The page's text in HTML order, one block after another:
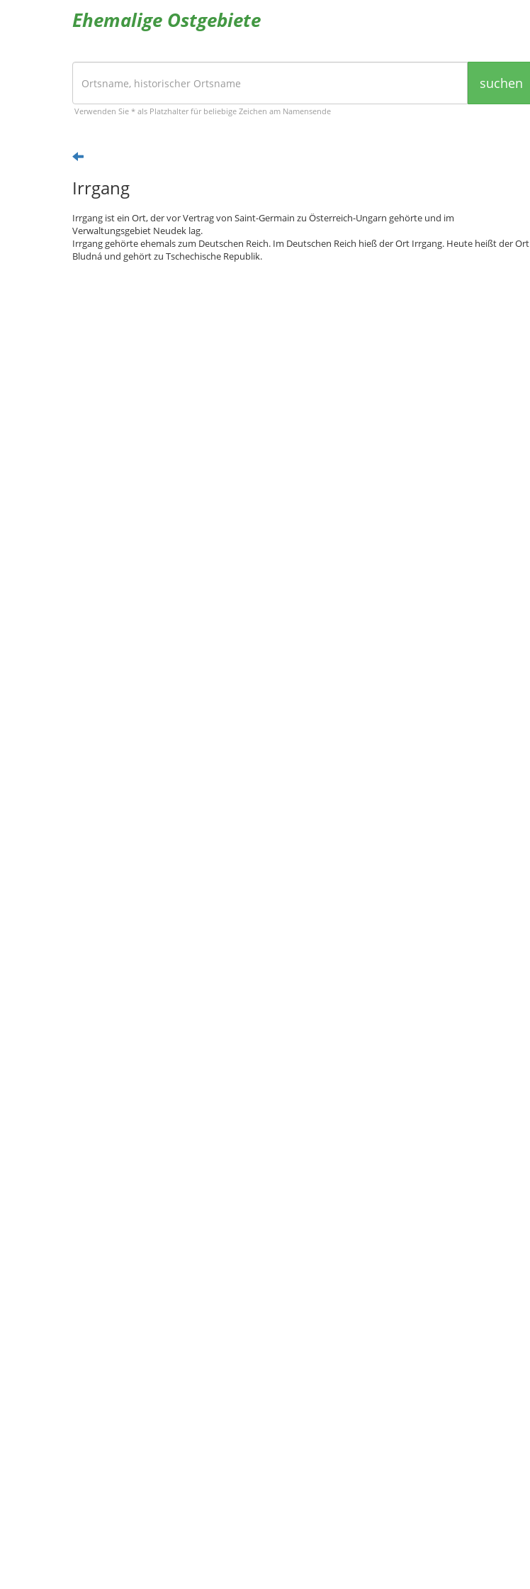
Ehemalige Ostgebiete
suchen
Verwenden Sie * als Platzhalter für beliebige Zeichen am Namensende
Irrgang
Irrgang ist ein Ort, der vor Vertrag von Saint-Germain zu Österreich-Ungarn gehörte und im
Verwaltungsgebiet Neudek lag.
Irrgang gehörte ehemals zum Deutschen Reich. Im Deutschen Reich hieß der Ort Irrgang. Heute heißt der Ort
Bludná und gehört zu Tschechische Republik.